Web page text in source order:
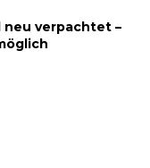
verpachtet –